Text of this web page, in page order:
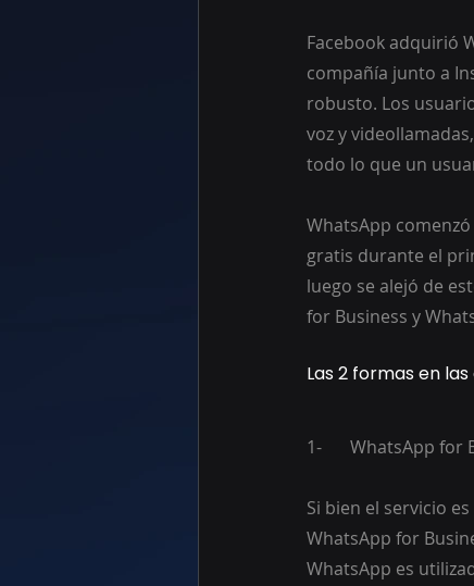
Facebook adquirió
compañía junto a
robusto. Los
voz y
todo lo que un
WhatsApp
gratis durante el
luego se alejó de
for Business y
Las 2 formas en
1-	WhatsApp
Si bien el servicio
WhatsApp for
WhatsApp es